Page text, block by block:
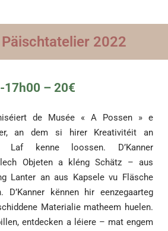
Päischtatelier 2022
17h00 – 20€
de Musée « A Possen » e
an dem si hirer Kreativitéit an
Laf kenne loossen. D’Kanner
Objeten a kléng Schätz – aus
Lanter an aus Kapsele vu Fläsche
kënnen hir eenzegaarteg
Materialie matheem huelen.
entdecken a léiere – mat engem